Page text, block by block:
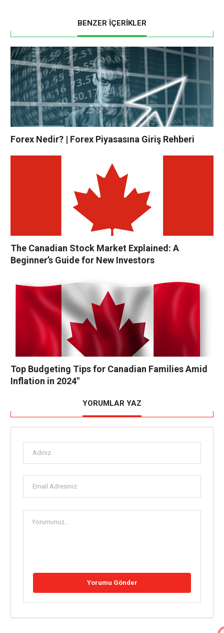
BENZER İÇERİKLER
Forex Nedir? | Forex Piyasasına Giriş Rehberi
The Canadian Stock Market Explained: A
Beginner’s Guide for New Investors
Top Budgeting Tips for Canadian Families Amid
Inflation in 2024″
YORUMLAR YAZ